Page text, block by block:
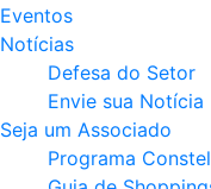
Eventos
Notícias
Defesa do Setor
Envie sua Notícia
Seja um Associado
Programa